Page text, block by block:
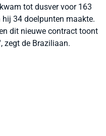
tot dusver voor 163
34 doelpunten maakte.
dit nieuwe contract toont
zegt de Braziliaan.